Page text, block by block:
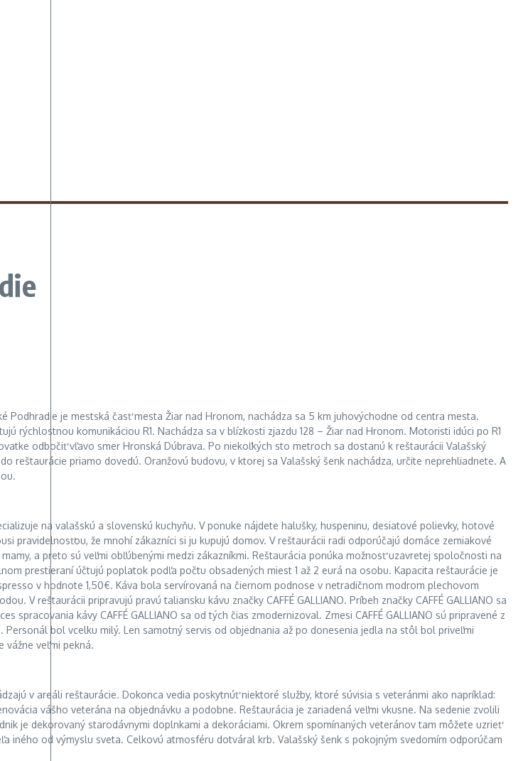
Podhradie je mestská časť mesta Žiar nad Hronom, nachádza sa 5 km juhovýchodne od centra mesta.
rýchlostnou komunikáciou R1. Nachádza sa v blízkosti zjazdu 128 – Žiar nad Hronom. Motoristi idúci po R1
odbočiť vľavo smer Hronská Dúbrava. Po niekoľkých sto metroch sa dostanú k reštaurácii Valašský
reštaurácie priamo dovedú. Oranžovú budovu, v ktorej sa Valašský šenk nachádza, určite neprehliadnete. A
na valašskú a slovenskú kuchyňu. V ponuke nájdete halušky, huspeninu, desiatové polievky, hotové
pravidelnosťou, že mnohí zákazníci si ju kupujú domov. V reštaurácii radi odporúčajú domáce zemiakové
a preto sú veľmi obľúbenými medzi zákazníkmi. Reštaurácia ponúka možnosť uzavretej spoločnosti na
prestieraní účtujú poplatok podľa počtu obsadených miest 1 až 2 eurá na osobu. Kapacita reštaurácie je
v hodnote 1,50€. Káva bola servírovaná na čiernom podnose v netradičnom modrom plechovom
V reštaurácii pripravujú pravú taliansku kávu značky CAFFÉ GALLIANO. Príbeh značky CAFFÉ GALLIANO sa
kávy CAFFÉ GALLIANO sa od tých čias zmodernizoval. Zmesi CAFFÉ GALLIANO sú pripravené z
bol vcelku milý. Len samotný servis od objednania až po donesenia jedla na stôl bol priveľmi
vážne veľmi pekná.
v areáli reštaurácie. Dokonca vedia poskytnúť niektoré služby, ktoré súvisia s veteránmi ako napríklad:
vášho veterána na objednávku a podobne. Reštaurácia je zariadená veľmi vkusne. Na sedenie zvolili
je dekorovaný starodávnymi doplnkami a dekoráciami. Okrem spomínaných veteránov tam môžete uzrieť
iného od výmyslu sveta. Celkovú atmosféru dotváral krb. Valašský šenk s pokojným svedomím odporúčam